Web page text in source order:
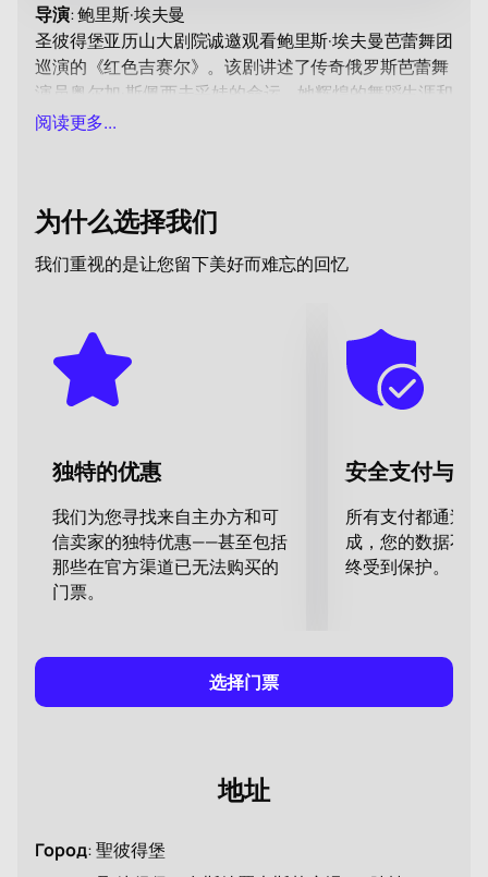
导演: 鲍里斯·埃夫曼
圣彼得堡亚历山大剧院诚邀观看鲍里斯·埃夫曼芭蕾舞团
巡演的《红色吉赛尔》。该剧讲述了传奇俄罗斯芭蕾舞
演员奥尔加·斯佩西夫采娃的命运，她辉煌的舞蹈生涯和
曲折的人生成为本剧创作的灵感源泉。请抓紧时间预订
终。
本剧首演取得巨大成功，打动了国内外观众的心，但过
了一段时间后便从演出列表中消失。2015年，导演兼编
编排中加入了新的元素，同时保留整体构思。更新后的
版本因演员们独特的表现力、动态和情感深度而受到观
众好评。彼得·柴可夫斯基、阿尔弗雷德·施尼特凯和乔
治·比才等伟大作曲家的音乐增强了舞台戏剧性，使观众
添了视觉效果，让每个剧情瞬间更为生动。
芭蕾舞《红色吉赛尔》的票价是多少
票价取决于您在观众席选择的位置。您可以预订前排、
二楼或包厢的座位。
在亚历山大剧院预订芭蕾舞《红色吉赛尔》
的门票
票务服务可为您提供帮助。在互动座位图中选择座位，
填写您的联系方式，完成支付后即可通过电子邮件立即
收到门票。门票真实性有保障。
阅读更多...
为什么选择我们
我们重视的是让您留下美好而难忘的回忆
独特的优惠
我们为您寻找来自主办方和可
信卖家的独特优惠——甚至包括
那些在官方渠道已无法购买的
门票。
安全支付与数
所有支付都通过
成，您的数据不
终受到保护。
选择门票
地址
Город:聖彼得堡